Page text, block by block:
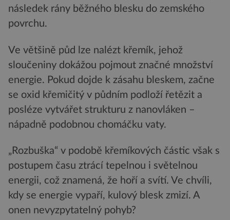
následek rány běžného blesku do zemského
povrchu.
Ve většině půd lze nalézt křemík, jehož
sloučeniny dokážou pojmout značné množství
energie. Pokud dojde k zásahu bleskem, začne
se oxid křemičitý v půdním podloží řetězit a
posléze vytvářet strukturu z nanovláken –
nápadně podobnou chomáčku vaty.
„Rozbuška“ v podobě křemíkových částic však s
postupem času ztrácí tepelnou i světelnou
energii, což znamená, že hoří a svítí. Ve chvíli,
kdy se energie vypaří, kulový blesk zmizí. A
onen nevyzpytatelný pohyb?